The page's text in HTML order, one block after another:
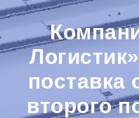
поставка
второго